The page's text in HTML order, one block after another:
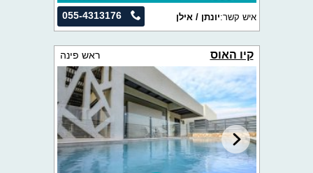
055-4313176 איש קשר:יונתן / אילן
קיו האוס ראש פינה